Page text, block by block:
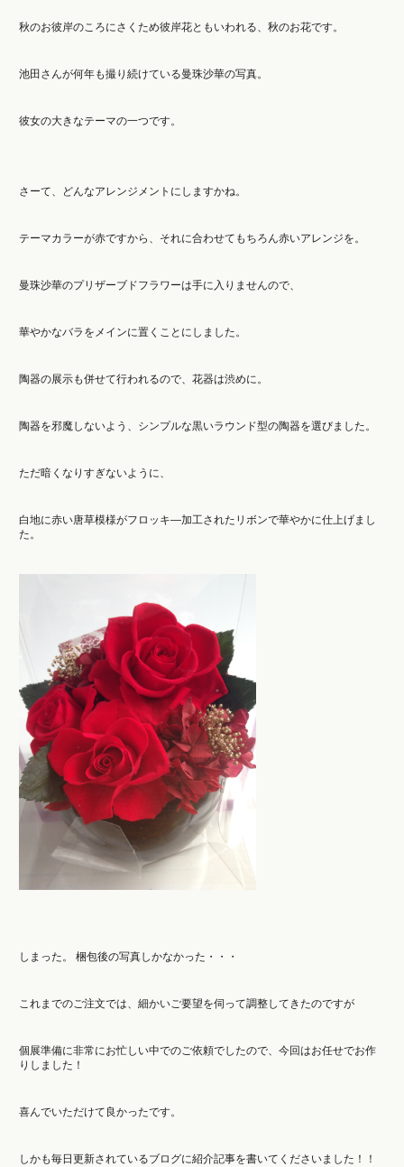
秋のお彼岸のころにさくため彼岸花ともいわれる、秋のお花です。
池田さんが何年も撮り続けている曼珠沙華の写真。
彼女の大きなテーマの一つです。
さーて、どんなアレンジメントにしますかね。
テーマカラーが赤ですから、それに合わせてもちろん赤いアレンジを。
曼珠沙華のプリザーブドフラワーは手に入りませんので、
華やかなバラをメインに置くことにしました。
陶器の展示も併せて行われるので、花器は渋めに。
陶器を邪魔しないよう、シンプルな黒いラウンド型の陶器を選びました。
ただ暗くなりすぎないように、
白地に赤い唐草模様がフロッキ―加工されたリボンで華やかに仕上げまし
た。
しまった。 梱包後の写真しかなかった・・・
これまでのご注文では、細かいご要望を伺って調整してきたのですが
個展準備に非常にお忙しい中でのご依頼でしたので、今回はお任せでお作
りしました！
喜んでいただけて良かったです。
しかも毎日更新されているブログに紹介記事を書いてくださいました！！